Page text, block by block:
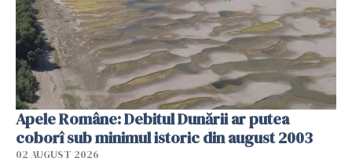
Apele Române: Debitul Dunării ar putea
coborî sub minimul istoric din august 2003
02 AUGUST 2026